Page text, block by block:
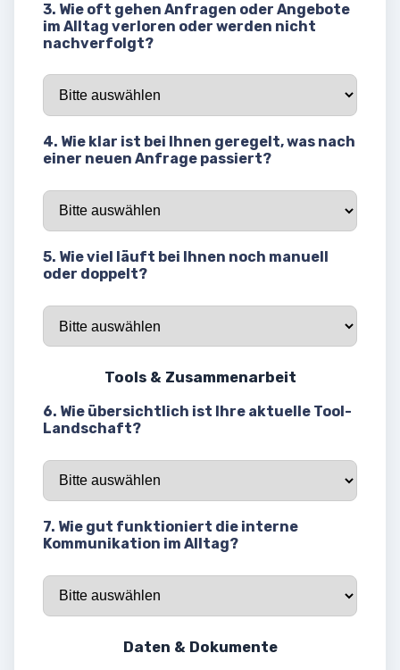
3. Wie oft gehen Anfragen oder Angebote
im Alltag verloren oder werden nicht
nachverfolgt?
4. Wie klar ist bei Ihnen geregelt, was nach
einer neuen Anfrage passiert?
5. Wie viel läuft bei Ihnen noch manuell
oder doppelt?
Tools & Zusammenarbeit
6. Wie übersichtlich ist Ihre aktuelle Tool-
Landschaft?
7. Wie gut funktioniert die interne
Kommunikation im Alltag?
Daten & Dokumente